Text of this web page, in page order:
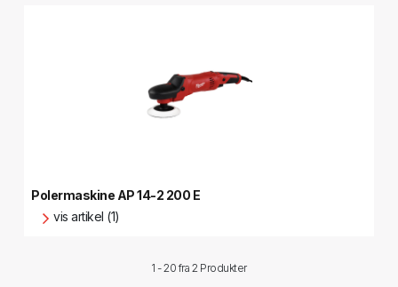
Polermaskine AP 14-2 200 E
vis artikel (1)
1 - 20 fra 2 Produkter